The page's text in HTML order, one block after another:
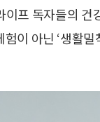
이프 독자들의
이 아닌 ‘생활